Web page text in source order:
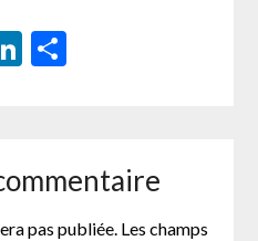
LinkedIn
Partager
pas publiée. Les champs